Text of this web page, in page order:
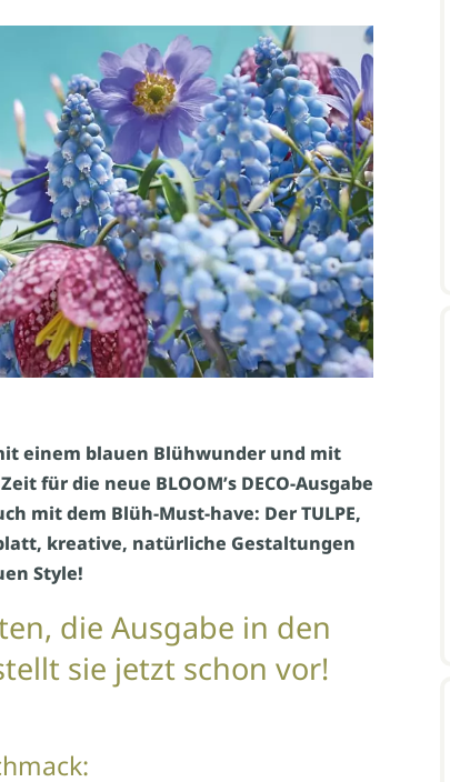
einem blauen Blühwunder und mit
für die neue BLOOM’s DECO-Ausgabe
mit dem Blüh-Must-have: Der TULPE,
kreative, natürliche Gestaltungen
Style!
die Ausgabe in den
sie jetzt schon vor!